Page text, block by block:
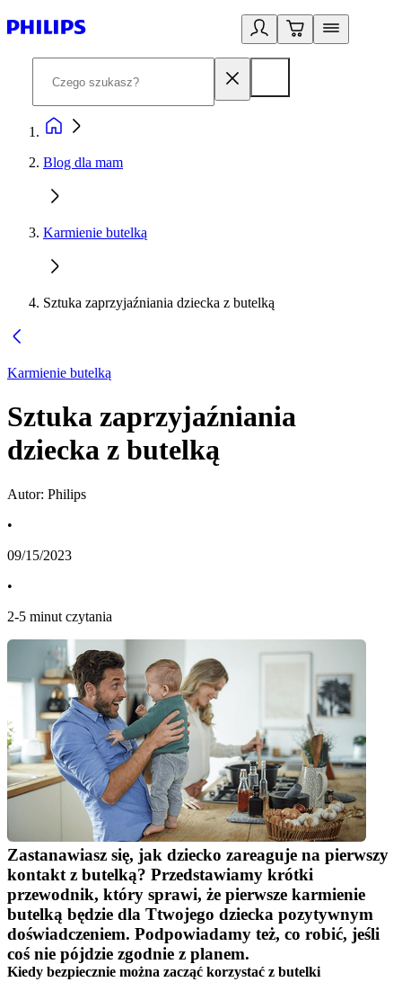
Blog dla mam
Karmienie butelką
Sztuka zaprzyjaźniania dziecka z butelką
Karmienie butelką
Sztuka zaprzyjaźniania
dziecka z butelką
Autor: Philips
•
09/15/2023
•
2-5 minut czytania
Zastanawiasz się, jak dziecko zareaguje na pierwszy
kontakt z butelką? Przedstawiamy krótki
przewodnik, który sprawi, że pierwsze karmienie
butelką będzie dla Ttwojego dziecka pozytywnym
doświadczeniem. Podpowiadamy też, co robić, jeśli
coś nie pójdzie zgodnie z planem.
Kiedy bezpiecznie można zacząć korzystać z butelki